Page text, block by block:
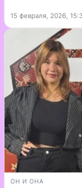
15 февраля, 2026,
ОН И ОНА